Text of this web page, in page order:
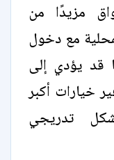
مزيدًا من
مع دخول
قد يؤدي إلى
خيارات أكبر
تدريجي